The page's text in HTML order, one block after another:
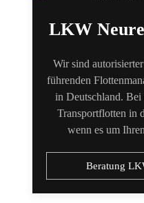
LKW
Wir sind
führenden
in Deutschland.
Transportflotten in
wenn es um
Beratung